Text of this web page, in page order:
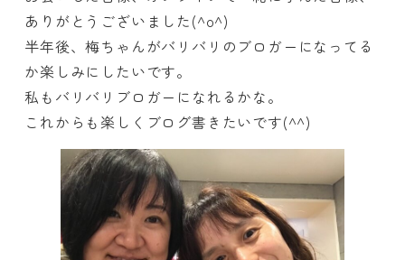
ありがとうございました(^o^)
半年後、梅ちゃんがバリバリのブロガーになってる
か楽しみにしたいです。
私もバリバリブロガーになれるかな。
これからも楽しくブログ書きたいです(^^)